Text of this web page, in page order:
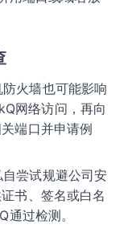
防火墙也可能影响
网络访问，再向
端口并申请例
自尝试规避公司安
书、签名或白名
过检测。